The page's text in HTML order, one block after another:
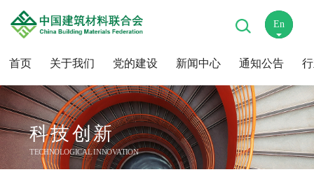
首页 关于我们 党的建设 新闻中心 通知公告
En
中
科技创新
TECHNOLOGICAL INNOVATION